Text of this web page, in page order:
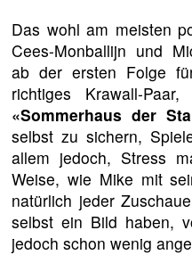
Das wohl am meisten
Cees-Monballijn und
ab der ersten Folge
richtiges Krawall-
«Sommerhaus der
selbst zu sichern,
allem jedoch, Stress
Weise, wie Mike mit
natürlich jeder
selbst ein Bild haben,
jedoch schon wenig